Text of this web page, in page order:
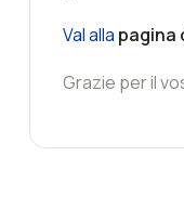
Val alla pagina
Grazie per il